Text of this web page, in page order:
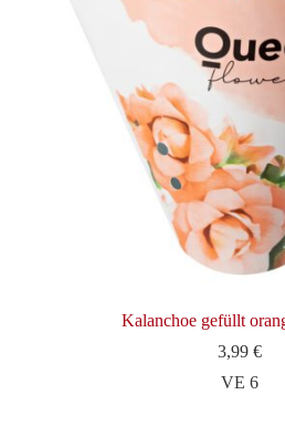
Kalanchoe gefüllt
3,99€
VE 6